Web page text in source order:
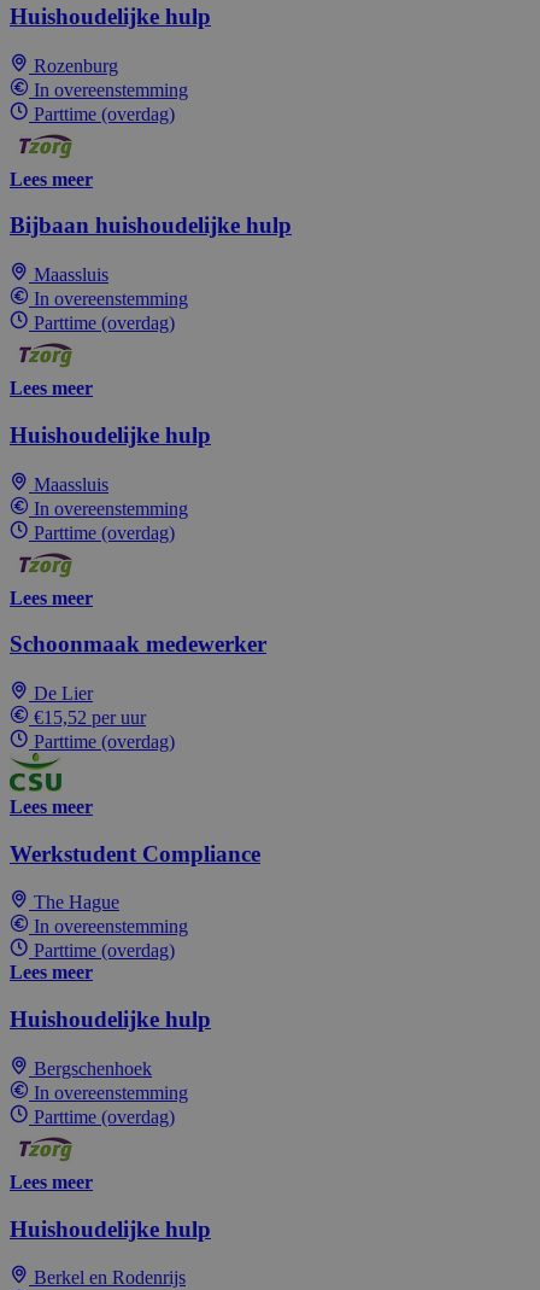
Huishoudelijke hulp
Rozenburg
In overeenstemming
Parttime (overdag)
Lees meer
Bijbaan huishoudelijke hulp
Maassluis
In overeenstemming
Parttime (overdag)
Lees meer
Huishoudelijke hulp
Maassluis
In overeenstemming
Parttime (overdag)
Lees meer
Schoonmaak medewerker
De Lier
€15,52 per uur
Parttime (overdag)
Lees meer
Werkstudent Compliance
The Hague
In overeenstemming
Parttime (overdag)
Lees meer
Huishoudelijke hulp
Bergschenhoek
In overeenstemming
Parttime (overdag)
Lees meer
Huishoudelijke hulp
Berkel en Rodenrijs